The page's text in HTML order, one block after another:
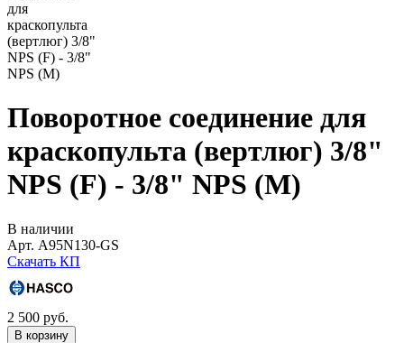
Поворотное соединение для
краскопульта (вертлюг) 3/8"
NPS (F) - 3/8" NPS (M)
В наличии
Арт. A95N130-GS
Скачать КП
2 500 руб.
В корзину